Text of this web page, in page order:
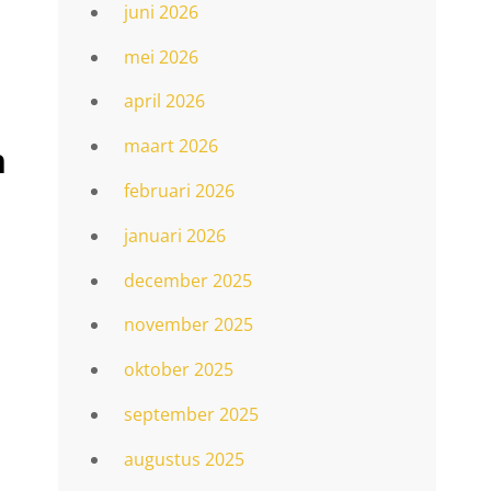
juni 2026
mei 2026
april 2026
maart 2026
februari 2026
januari 2026
december 2025
november 2025
oktober 2025
september 2025
augustus 2025